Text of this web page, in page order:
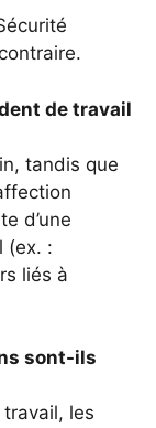
de travail
tandis que
d’une
(ex. :
liés à
sont-ils
les